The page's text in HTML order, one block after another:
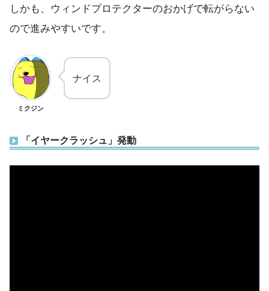
しかも、ウィンドプロテクターのおかげで転がらない
ので進みやすいです。
ミクジン
ナイス
「イヤークラッシュ」発動